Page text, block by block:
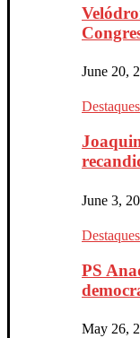
June 20,
Destaques
June 3,
Destaques
PS
May 26,